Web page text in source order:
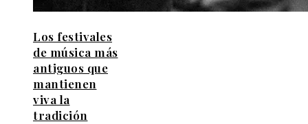
Los festivales
de música más
antiguos que
mantienen
viva la
tradición